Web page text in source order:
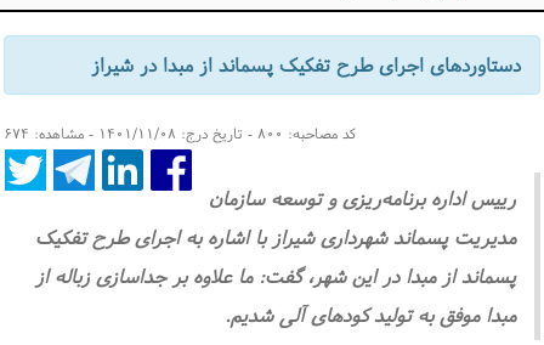
دستاوردهای اجرای طرح تفکیک پسماند از مبدا در شیراز
کد مصاحبه: ۸۰۰ - تاریخ درج: ۱۴۰۱/۱۱/۰۸ - مشاهده: ۶۷۴
رییس اداره برنامه‌ریزی و توسعه سازمان
مدیریت پسماند شهرداری شیراز با اشاره به اجرای طرح تفکیک
پسماند از مبدا در این شهر، گفت: ما علاوه بر جداسازی زباله از
مبدا موفق به تولید کودهای آلی شدیم.